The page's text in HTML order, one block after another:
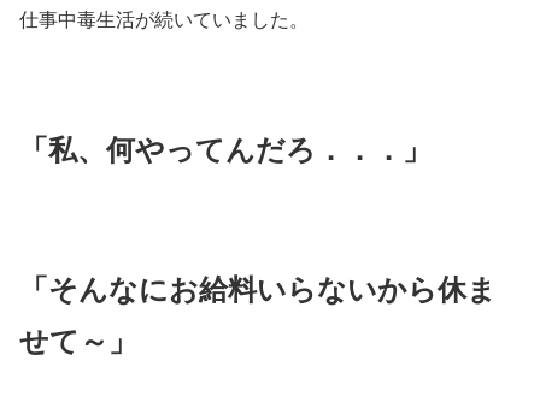
仕事中毒生活が続いていました。
「私、何やってんだろ．．．」
「そんなにお給料いらないから休ま
せて～」